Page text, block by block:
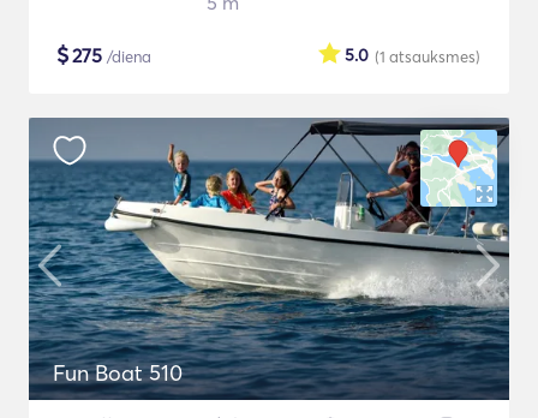
$275 /diena (1 atsauksmes)
5.0
Fun Boat 510